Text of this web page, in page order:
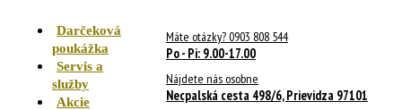
Darčeková
poukážka
Servis a
služby
Akcie
Máte otázky? 0903 808 544
Po - Pi: 9.00-17.00
Nájdete nás osobne
Necpalská cesta 498/6, Prievidza 97101